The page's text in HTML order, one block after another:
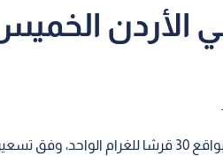
الأردن
ارتفعت أسعار الذهب في السوق المحلية، الخميس، بواقع 30 قرشا